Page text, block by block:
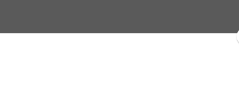
grensstad Sotsji een droomlocatie te
zijn foto’s de keerzijde: armoede, geweld,
kreeg fotograaf Rob Hornstra te horen dat zijn